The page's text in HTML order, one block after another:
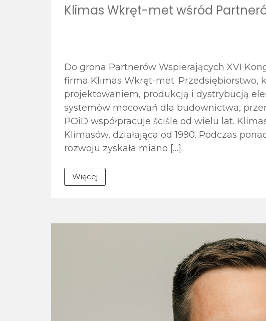
Klimas Wkręt-met wśród
Do grona Partnerów Wspierających XVI
firma Klimas Wkręt-met. Przedsiębiorstwo,
projektowaniem, produkcją i dystrybucją
systemów mocowań dla budownictwa,
POiD współpracuje ściśle od wielu lat.
Klimasów, działająca od 1990. Podczas
rozwoju zyskała miano […]
Więcej